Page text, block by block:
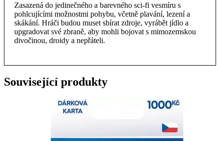
Zasazená do jedinečného a barevného sci-fi vesmíru s
pohlcujícími možnostmi pohybu, včetně plavání, lezení a
skákání. Hráči budou muset sbírat zdroje, vyrábět jídlo a
upgradovat své zbraně, aby mohli bojovat s mimozemskou
divočinou, droidy a nepřáteli.
Související produkty